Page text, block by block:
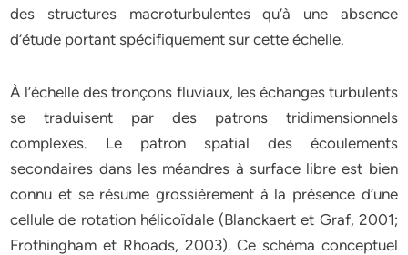
des structures macroturbulentes qu’à une absence
d’étude portant spécifiquement sur cette échelle.
À l’échelle des tronçons fluviaux, les échanges turbulents
se traduisent par des patrons tridimensionnels
complexes. Le patron spatial des écoulements
secondaires dans les méandres à surface libre est bien
connu et se résume grossièrement à la présence d’une
cellule de rotation hélicoïdale (Blanckaert et Graf, 2001;
Frothingham et Rhoads, 2003). Ce schéma conceptuel